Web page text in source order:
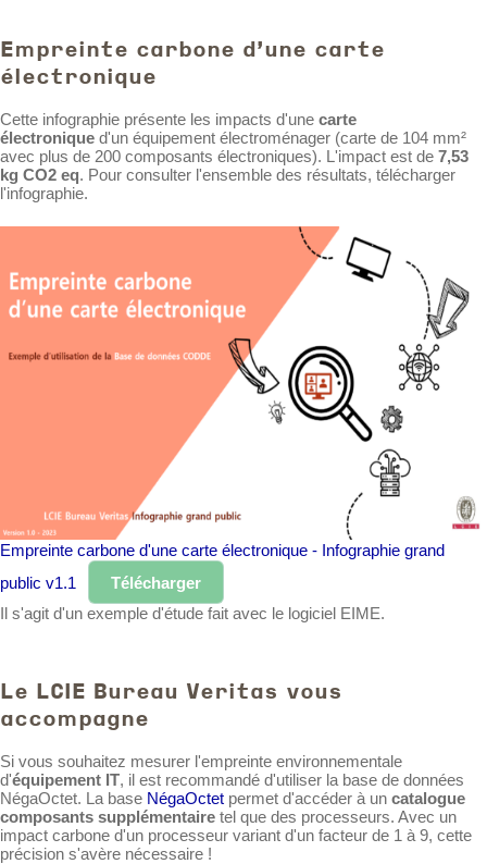
Empreinte carbone d'une carte
électronique
Cette infographie présente les impacts d'une carte
électronique d'un équipement électroménager (carte de 104 mm²
avec plus de 200 composants électroniques). L'impact est de 7,53
kg CO2 eq. Pour consulter l'ensemble des résultats, télécharger
l'infographie.
Empreinte carbone d'une carte électronique - Infographie grand
public v1.1
Télécharger
Il s'agit d'un exemple d'étude fait avec le logiciel EIME.
Le LCIE Bureau Veritas vous
accompagne
Si vous souhaitez mesurer l'empreinte environnementale
d'équipement IT, il est recommandé d'utiliser la base de données
NégaOctet. La base NégaOctet permet d'accéder à un catalogue
composants supplémentaire tel que des processeurs. Avec un
impact carbone d'un processeur variant d'un facteur de 1 à 9, cette
précision s'avère nécessaire !